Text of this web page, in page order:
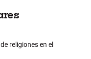
religiones en el